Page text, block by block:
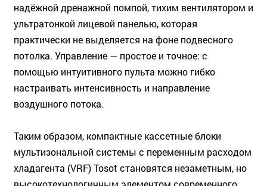
надёжной дренажной помпой, тихим вентилятором и
ультратонкой лицевой панелью, которая
практически не выделяется на фоне подвесного
потолка. Управление — простое и точное: с
помощью интуитивного пульта можно гибко
настраивать интенсивность и направление
воздушного потока.
Таким образом, компактные кассетные блоки
мультизональной системы с переменным расходом
хладагента (VRF) Tosot становятся незаметным, но